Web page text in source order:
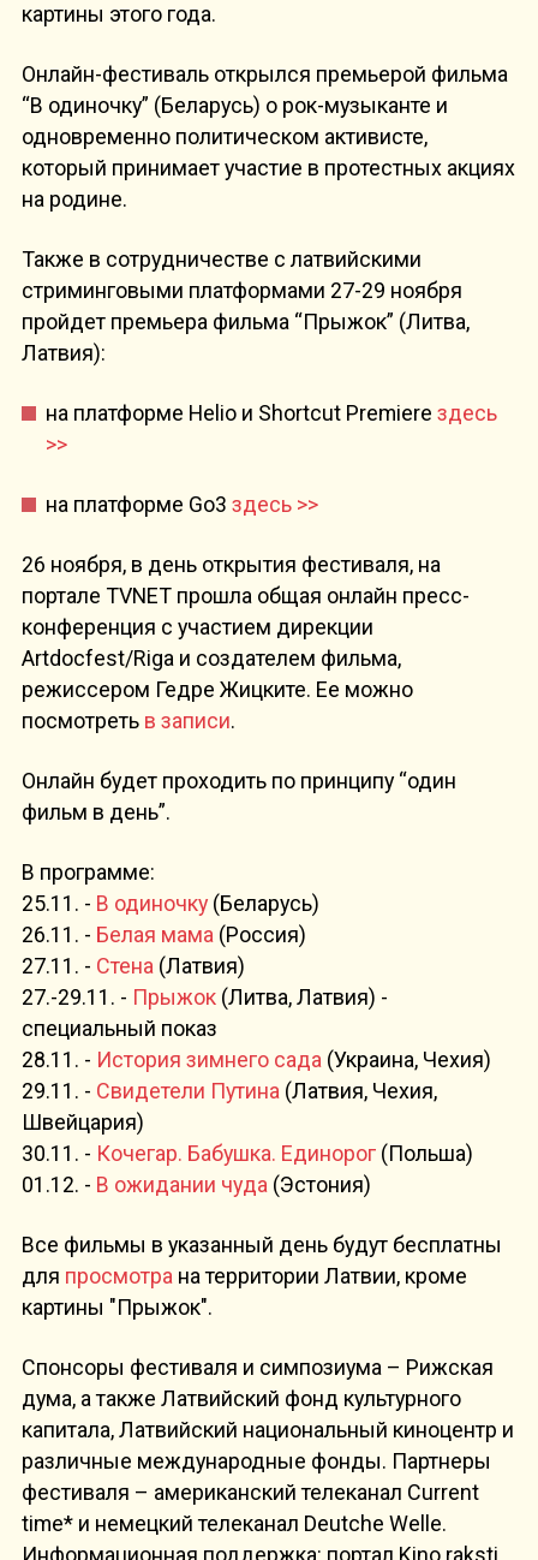
картины этого года.
Онлайн-фестиваль открылся премьерой фильма
“В одиночку” (Беларусь) о рок-музыканте и
одновременно политическом активисте,
который принимает участие в протестных акциях
на родине.
Также в сотрудничестве с латвийскими
стриминговыми платформами 27-29 ноября
пройдет премьера фильма “Прыжок” (Литва,
Латвия):
на платформе Helio и Shortcut Premiere здесь
>>
на платформе Go3 здесь >>
26 ноября, в день открытия фестиваля, на
портале TVNET прошла общая онлайн пресс-
конференция с участием дирекции
Artdocfest/Riga и создателем фильма,
режиссером Гедре Жицките. Ее можно
посмотреть в записи.
Онлайн будет проходить по принципу “один
фильм в день”.
В программе:
25.11. - В одиночку (Беларусь)
26.11. - Белая мама (Россия)
27.11. - Стена (Латвия)
27.-29.11. - Прыжок (Литва, Латвия) -
специальный показ
28.11. - История зимнего сада (Украина, Чехия)
29.11. - Свидетели Путина (Латвия, Чехия,
Швейцария)
30.11. - Кочегар. Бабушка. Единорог (Польша)
01.12. - В ожидании чуда (Эстония)
Все фильмы в указанный день будут бесплатны
для просмотра на территории Латвии, кроме
картины "Прыжок".
Спонсоры фестиваля и симпозиума – Рижская
дума, а также Латвийский фонд культурного
капитала, Латвийский национальный киноцентр и
различные международные фонды. Партнеры
фестиваля – американский телеканал Current
time* и немецкий телеканал Deutche Welle.
Информационная поддержка: портал Kino raksti,